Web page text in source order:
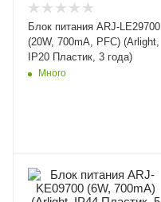
Блок питания ARJ-LE29700
(20W, 700mA, PFC) (Arlight,
IP20 Пластик, 3 года)
Много